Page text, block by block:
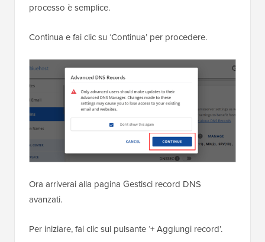
processo è semplice.
Continua e fai clic su ‘Continua’ per procedere.
Ora arriverai alla pagina Gestisci record DNS
avanzati.
Per iniziare, fai clic sul pulsante ‘+ Aggiungi record’.